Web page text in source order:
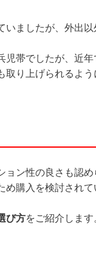
ましたが、外出
児帯でしたが、近年
り上げられるよう
ン性の良さも認
購入を検討され
び方をご紹介します